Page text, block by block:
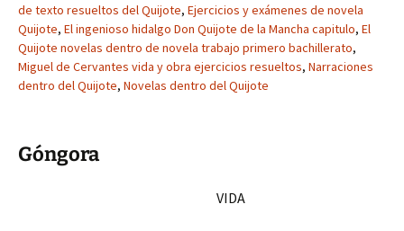
de texto resueltos del Quijote, Ejercicios y exámenes de novela
Quijote, El ingenioso hidalgo Don Quijote de la Mancha capitulo, El
Quijote novelas dentro de novela trabajo primero bachillerato,
Miguel de Cervantes vida y obra ejercicios resueltos, Narraciones
dentro del Quijote, Novelas dentro del Quijote
Góngora
VIDA